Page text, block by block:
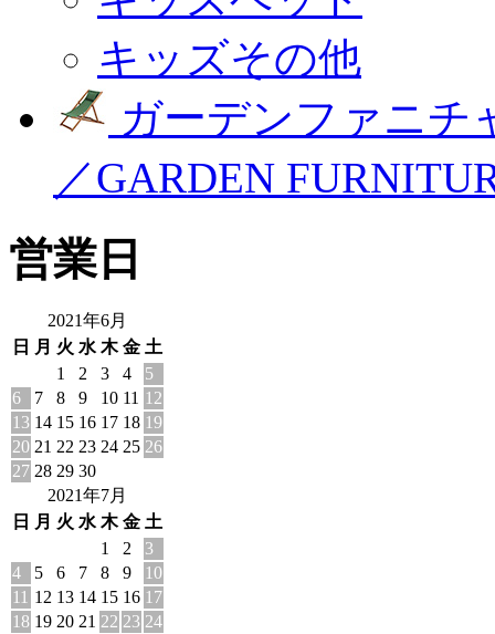
キッズその他
ガーデンファニチ
／GARDEN
営業日
2021年6月
日
月 火 水 木 金 土
1
2 3 4
5
6
7 8 9 10 11 12
13 14 15 16 17 18 19
20 21 22 23 24 25 26
27 28 29 30
2021年7月
日
月 火 水 木 金 土
1
2
3
4
5 6 7 8 9
10
11 12 13 14 15 16 17
18 19 20 21 22 23 24